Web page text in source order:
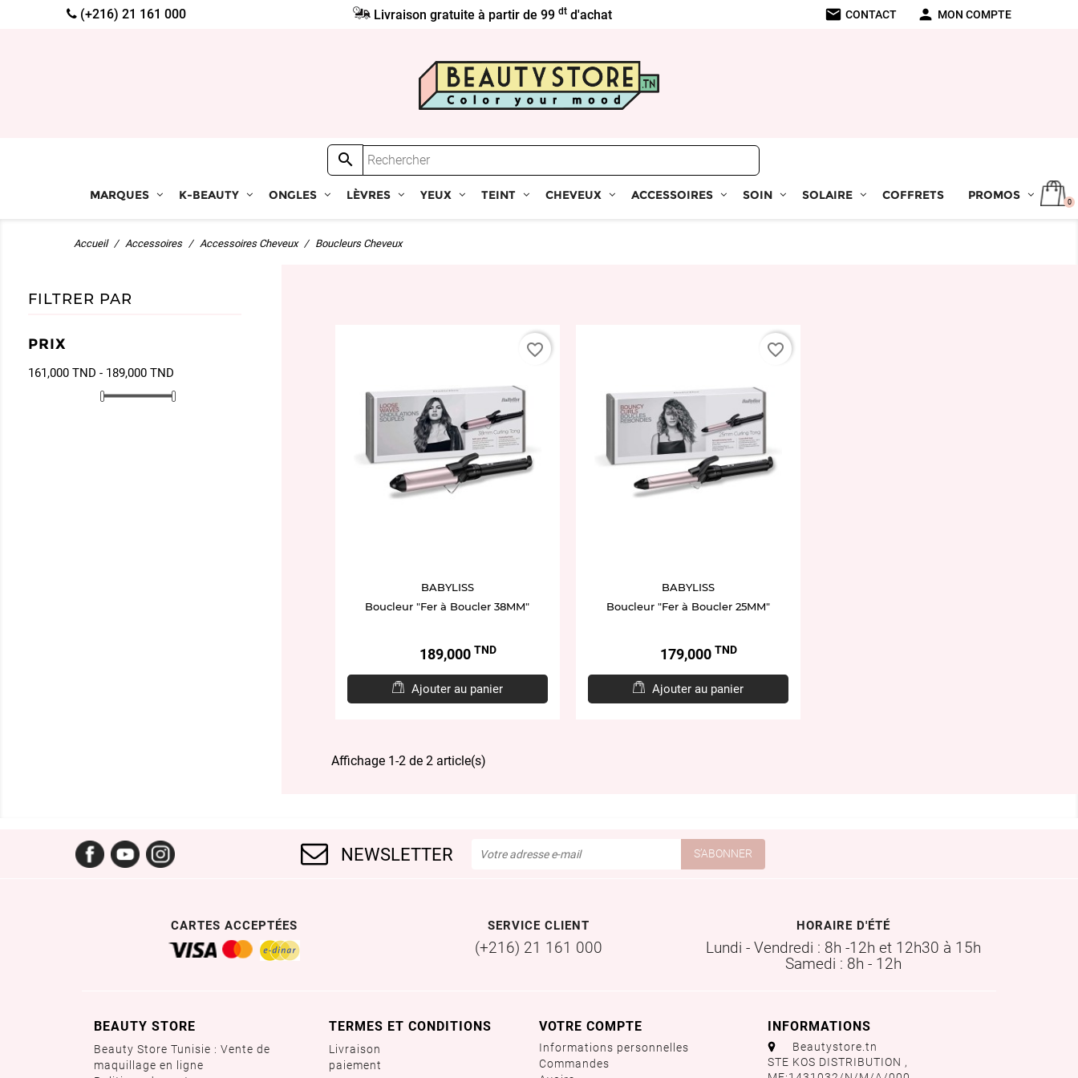
(+216) 21 161 000 Livraison gratuite à partir de 99dt d'achat mail CONTACT person MON COMPTE
MARQUES K-BEAUTY ONGLES LÈVRES YEUX TEINT CHEVEUX ACCESSOIRES SOIN SOLAIRE COFFRETS PROMOS 0

Accueil Accessoires Accessoires Cheveux Boucleurs Cheveux
FILTRER PAR
PRIX
161,000 TND - 189,000 TND
BABYLISS
Boucleur "Fer à Boucler 38MM"
Prix189,000 TND
Ajouter au panier
favorite_border
BABYLISS
Boucleur "Fer à Boucler 25MM"
Prix179,000 TND
Ajouter au panier
favorite_border
Affichage 1-2 de 2 article(s)
NEWSLETTER
FacebookYouTube
CARTES ACCEPTÉES SERVICE CLIENT
(+216) 21 161 000
HORAIRE D'ÉTÉ
Lundi - Vendredi : 8h -12h et 12h30 à 15h
Samedi : 8h - 12h
BEAUTY STORE
Beauty Store Tunisie : Vente de
maquillage en ligne
TERMES ET CONDITIONS
Livraison
paiement
VOTRE COMPTE
Informations personnelles
Commandes
INFORMATIONS
aaa
Beautystore.tn
STE KOS DISTRIBUTION ,